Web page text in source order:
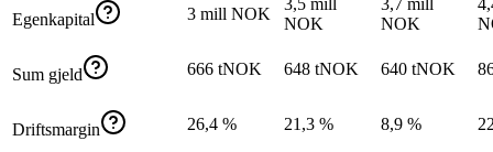
Egenkapital 3 mill NOK
NOK
NOK
Sum gjeld 666 tNOK 648 tNOK 640 tNOK
Driftsmargin 26,4 % 21,3 % 8,9 %